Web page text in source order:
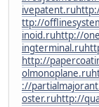
ivepatent.ru
ttp://
inoid.ruhttp://
ingterminal.ru
http://
olmonoplane.ru
://
oster.ruhttp://